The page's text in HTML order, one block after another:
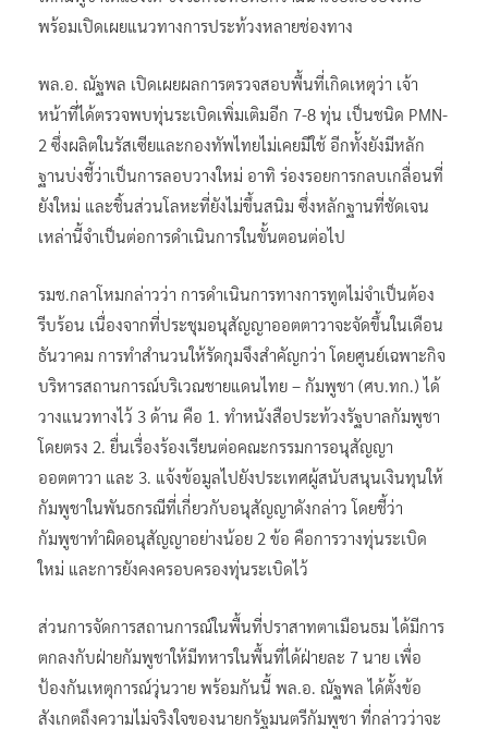
พร้อมเปิดเผยแนวทางการประท้วงหลายช่องทาง
พล.อ. ณัฐพล เปิดเผยผลการตรวจสอบพื้นที่เกิดเหตุว่า เจ้า
หน้าที่ได้ตรวจพบทุ่นระเบิดเพิ่มเติมอีก 7-8 ทุ่น เป็นชนิด PMN-
2 ซึ่งผลิตในรัสเซียและกองทัพไทยไม่เคยมีใช้ อีกทั้งยังมีหลัก
ฐานบ่งชี้ว่าเป็นการลอบวางใหม่ อาทิ ร่องรอยการกลบเกลื่อนที่
ยังใหม่ และชิ้นส่วนโลหะที่ยังไม่ขึ้นสนิม ซึ่งหลักฐานที่ชัดเจน
เหล่านี้จำเป็นต่อการดำเนินการในขั้นตอนต่อไป
รมช.กลาโหมกล่าวว่า การดำเนินการทางการทูตไม่จำเป็นต้อง
รีบร้อน เนื่องจากที่ประชุมอนุสัญญาออตตาวาจะจัดขึ้นในเดือน
ธันวาคม การทำสำนวนให้รัดกุมจึงสำคัญกว่า โดยศูนย์เฉพาะกิจ
บริหารสถานการณ์บริเวณชายแดนไทย – กัมพูชา (ศบ.ทก.) ได้
วางแนวทางไว้ 3 ด้าน คือ 1. ทำหนังสือประท้วงรัฐบาลกัมพูชา
โดยตรง 2. ยื่นเรื่องร้องเรียนต่อคณะกรรมการอนุสัญญา
ออตตาวา และ 3. แจ้งข้อมูลไปยังประเทศผู้สนับสนุนเงินทุนให้
กัมพูชาในพันธกรณีที่เกี่ยวกับอนุสัญญาดังกล่าว โดยชี้ว่า
กัมพูชาทำผิดอนุสัญญาอย่างน้อย 2 ข้อ คือการวางทุ่นระเบิด
ใหม่ และการยังคงครอบครองทุ่นระเบิดไว้
ส่วนการจัดการสถานการณ์ในพื้นที่ปราสาทตาเมือนธม ได้มีการ
ตกลงกับฝ่ายกัมพูชาให้มีทหารในพื้นที่ได้ฝ่ายละ 7 นาย เพื่อ
ป้องกันเหตุการณ์วุ่นวาย พร้อมกันนี้ พล.อ. ณัฐพล ได้ตั้งข้อ
สังเกตถึงความไม่จริงใจของนายกรัฐมนตรีกัมพูชา ที่กล่าวว่าจะ